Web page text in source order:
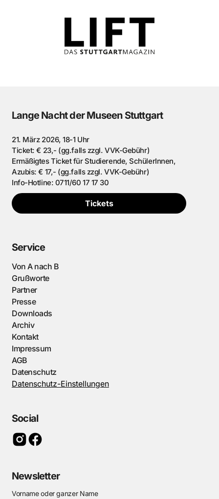
Lange Nacht der Museen Stuttgart
21. März 2026, 18-1 Uhr
Ticket: € 23,- (gg.falls zzgl. VVK-Gebühr)
Ermäßigtes Ticket für Studierende, SchülerInnen,
Azubis: € 17,- (gg.falls zzgl. VVK-Gebühr)
Info-Hotline: 0711/60 17 17 30
Tickets
Service
Von A nach B
Grußworte
Partner
Presse
Downloads
Archiv
Kontakt
Impressum
AGB
Datenschutz
Datenschutz-Einstellungen
Social
Newsletter
Vorname oder ganzer Name